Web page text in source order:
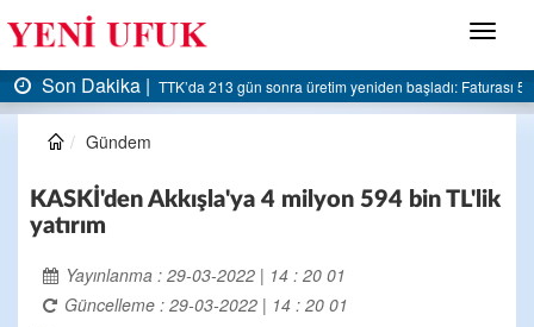
Menü
Son Dakika | AK Parti Ereğli İlçe Başkanlığı’ndan belediyeye sert
Gündem
KASKİ'den Akkışla'ya 4 milyon 594 bin TL'lik
yatırım
Yayınlanma : 29-03-2022 | 14 : 20 01
Güncelleme : 29-03-2022 | 14 : 20 01